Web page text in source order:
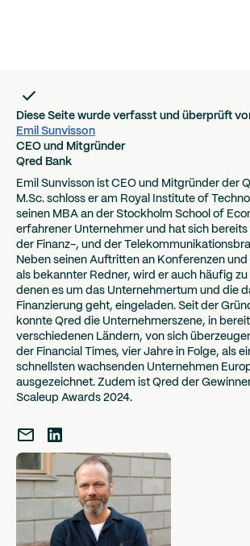
Diese Seite wurde verfasst und überprüft
Emil Sunvisson
CEO und Mitgründer
Qred Bank
Emil Sunvisson ist CEO und Mitgründer der
M.Sc. schloss er am Royal Institute of
seinen MBA an der Stockholm School of
erfahrener Unternehmer und hat sich
der Finanz-, und der
Neben seinen Auftritten an Konferenzen
als bekannter Redner, wird er auch häufig
denen es um das Unternehmertum und die
Finanzierung geht, eingeladen. Seit der
konnte Qred die Unternehmerszene, in
verschiedenen Ländern, von sich
der Financial Times, vier Jahre in Folge, als
schnellsten wachsenden Unternehmen
ausgezeichnet. Zudem ist Qred der
Scaleup Awards 2024.